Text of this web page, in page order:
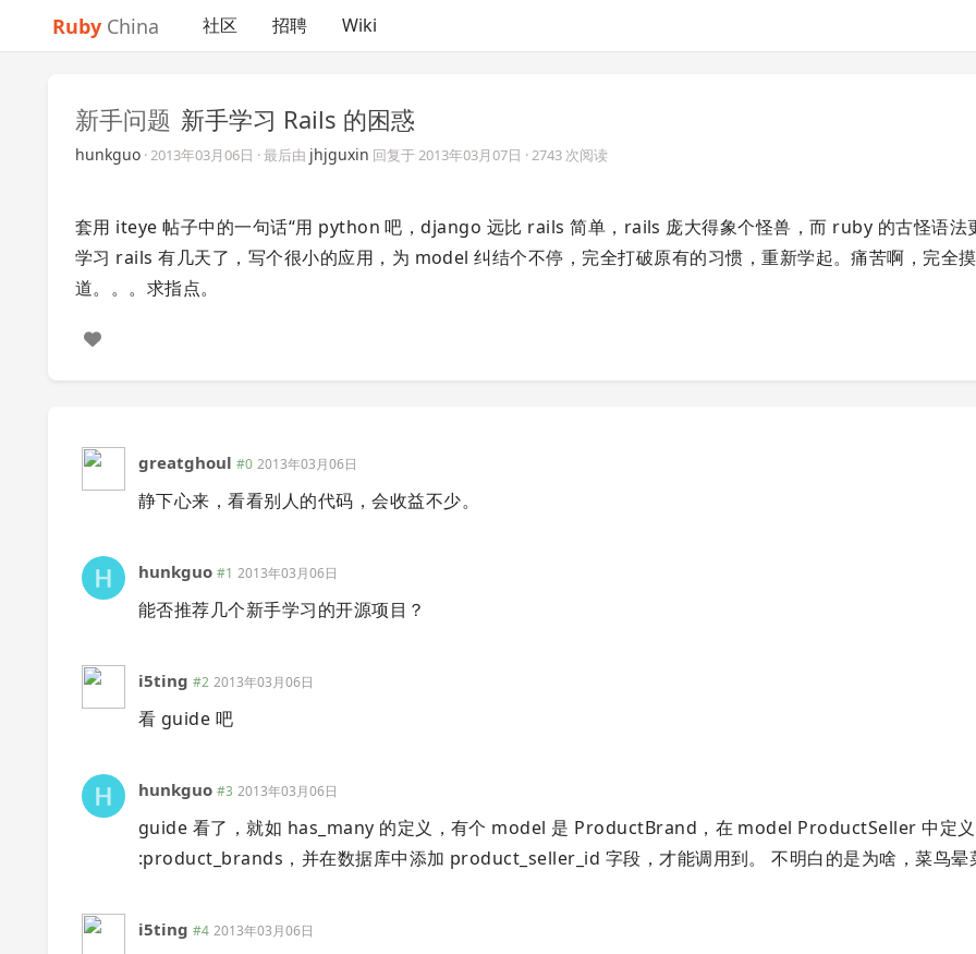
Ruby China 社区 招聘 Wiki
新手问题 新手学习 Rails 的困惑
hunkguo ·2013年03月06日 · 最后由 jhjguxin 回复于2013年03月07日 · 2743 次阅读
套用 iteye 帖子中的一句话“用 python 吧，django 远比 rails 简单，rails 庞大得象个怪兽，而 ruby 的古怪语法
学习 rails 有几天了，写个很小的应用，为 model 纠结个不停，完全打破原有的习惯，重新学起。痛苦啊，完全
道。。。求指点。
greatghoul #0 2013年03月06日
静下心来，看看别人的代码，会收益不少。
hunkguo #1 2013年03月06日
能否推荐几个新手学习的开源项目？
i5ting #2 2013年03月06日
看 guide 吧
hunkguo #3 2013年03月06日
guide 看了，就如 has_many 的定义，有个 model 是 ProductBrand，在 model ProductSeller 中定
:product_brands，并在数据库中添加 product_seller_id 字段，才能调用到。 不明白的是为啥，菜鸟晕
i5ting #4 2013年03月06日